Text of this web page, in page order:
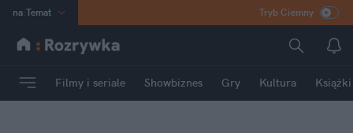
na:Temat
INN Poland
mama
Tryb Ciemny
Filmy i seriale Showbiznes Gry Kultura Książki